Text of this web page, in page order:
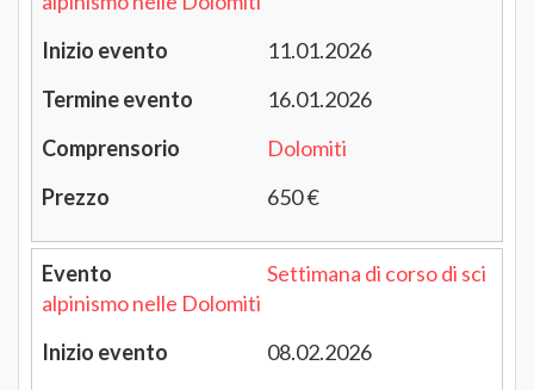
11.01.2026
16.01.2026
Dolomiti
650 €
Settimana di corso di sci
alpinismo nelle Dolomiti
08.02.2026